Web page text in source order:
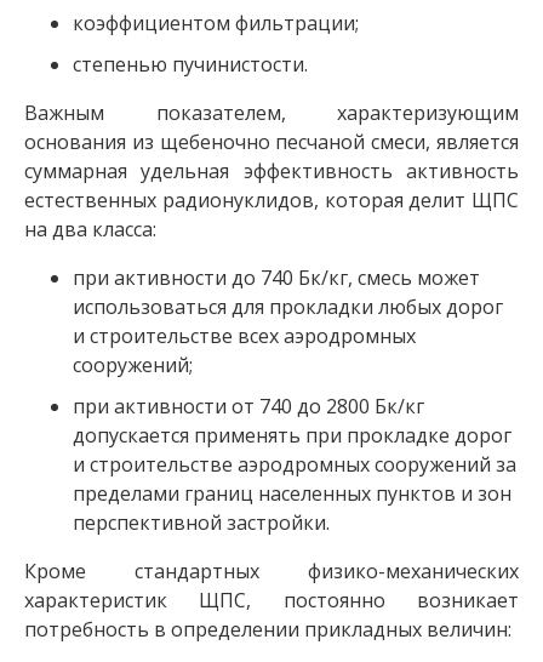
коэффициентом фильтрации;
степенью пучинистости.
Важным показателем, характеризующим
основания из щебеночно песчаной смеси, является
суммарная удельная эффективность активность
естественных радионуклидов, которая делит ЩПС
на два класса:
при активности до 740 Бк/кг, смесь может
использоваться для прокладки любых дорог
и строительстве всех аэродромных
сооружений;
при активности от 740 до 2800 Бк/кг
допускается применять при прокладке дорог
и строительстве аэродромных сооружений за
пределами границ населенных пунктов и зон
перспективной застройки.
Кроме стандартных физико-механических
характеристик ЩПС, постоянно возникает
потребность в определении прикладных величин: